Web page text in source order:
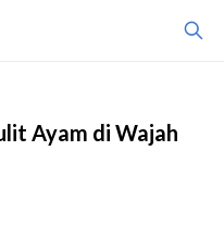
Ayam di Wajah